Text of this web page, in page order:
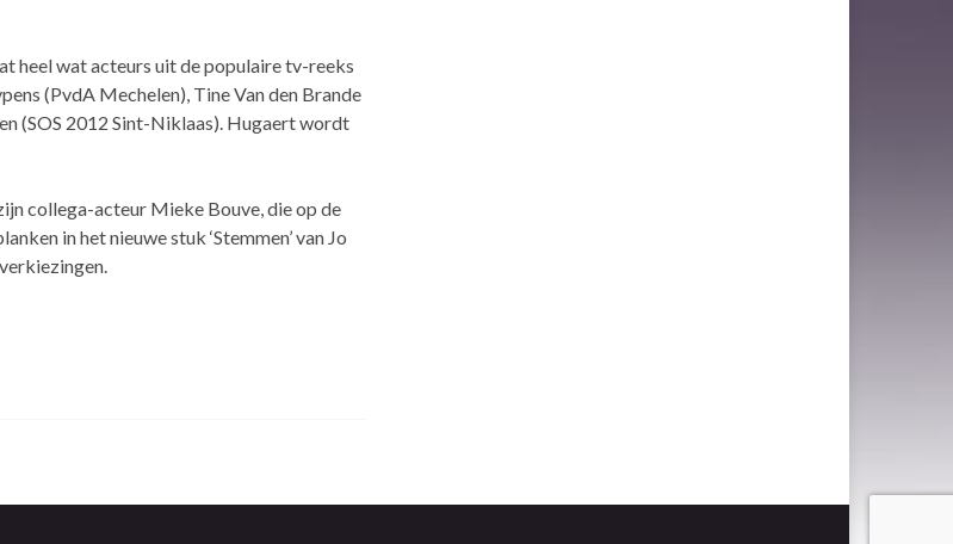
heel wat acteurs uit de populaire tv-reeks
(PvdA Mechelen), Tine Van den Brande
(SOS 2012 Sint-Niklaas). Hugaert wordt
collega-acteur Mieke Bouve, die op de
in het nieuwe stuk ‘Stemmen’ van Jo